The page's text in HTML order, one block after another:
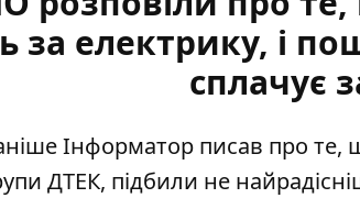
за електрику, і
сплачує
Інформатор писав про те,
ДТЕК, підбили не